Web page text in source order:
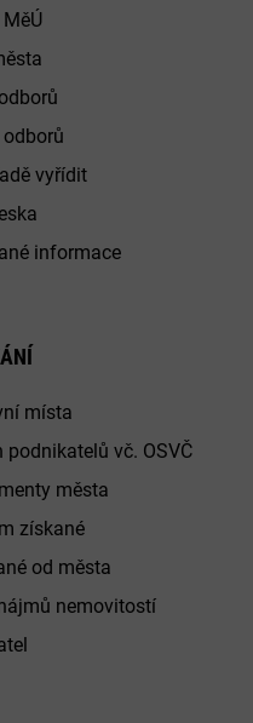
vyřídit
informace
místa
vč. OSVČ
města
získané
od města
nemovitostí